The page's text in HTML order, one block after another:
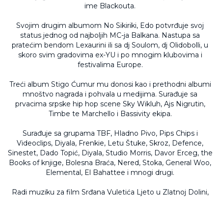
ime Blackouta.
Svojim drugim albumom No Sikiriki, Edo potvrđuje svoj
status jednog od najboljih MC-ja Balkana. Nastupa sa
pratećim bendom Lexaurini ili sa dj Soulom, dj Olidobolli, u
skoro svim gradovima ex-YU i po mnogim klubovima i
festivalima Europe.
Treći album Stigo Ćumur mu donosi kao i prethodni albumi
mnoštvo nagrada i pohvala u medijima. Surađuje sa
prvacima srpske hip hop scene Sky Wikluh, Ajs Nigrutin,
Timbe te Marchello i Bassivity ekipa.
Surađuje sa grupama TBF, Hladno Pivo, Pips Chips i
Videoclips, Diyala, Frenkie, Letu Štuke, Skroz, Defence,
Sinestet, Dado Topić, Diyala, Studio Morris, Davor Erceg, the
Books of knjige, Bolesna Braća, Nered, Stoka, General Woo,
Elemental, El Bahattee i mnogi drugi.
Radi muziku za film Srđana Vuletića Ljeto u Zlatnoj Dolini,